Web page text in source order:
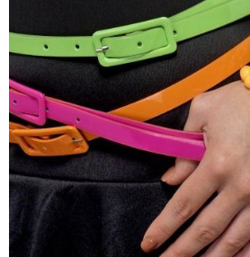
Dámska súprava z 80.
16 €